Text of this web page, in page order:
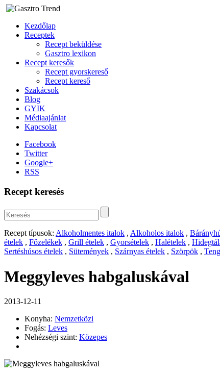
Kezdőlap
Receptek
Recept beküldése
Gasztro lexikon
Recept keresők
Recept gyorskereső
Recept kereső
Szakácsok
Blog
GYIK
Médiaajánlat
Kapcsolat
Facebook
Twitter
Google+
RSS
Recept keresés
Recept típusok: Alkoholmentes italok , Alkoholos italok ,
ételek , Főzelékek , Grill ételek , Gyorsételek , Halételek ,
Sertéshúsos ételek , Sütemények , Szárnyas ételek , Szörpök ,
Meggyleves habgaluskával
2013-12-11
Konyha: Nemzetközi
Fogás: Leves
Nehézségi szint: Közepes